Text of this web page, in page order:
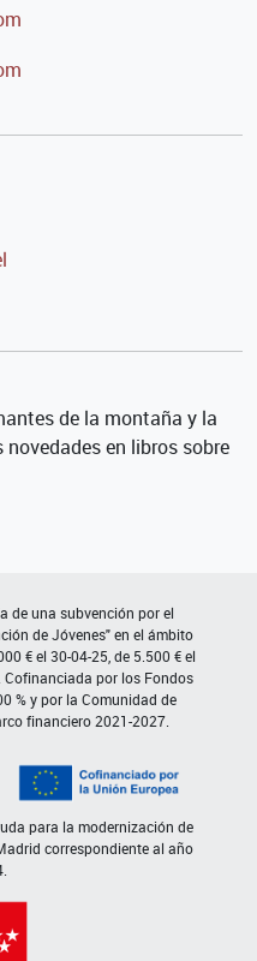
de la montaña y la
en libros sobre
de una subvención por el
de Jóvenes" en el ámbito
€ el 30-04-25, de 5.500 € el
Cofinanciada por los Fondos
% y por la Comunidad de
financiero 2021-2027.
para la modernización de
correspondiente al año